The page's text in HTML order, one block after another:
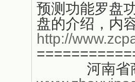
预测 功能罗盘
盘的介绍，内
http://
河南省商丘